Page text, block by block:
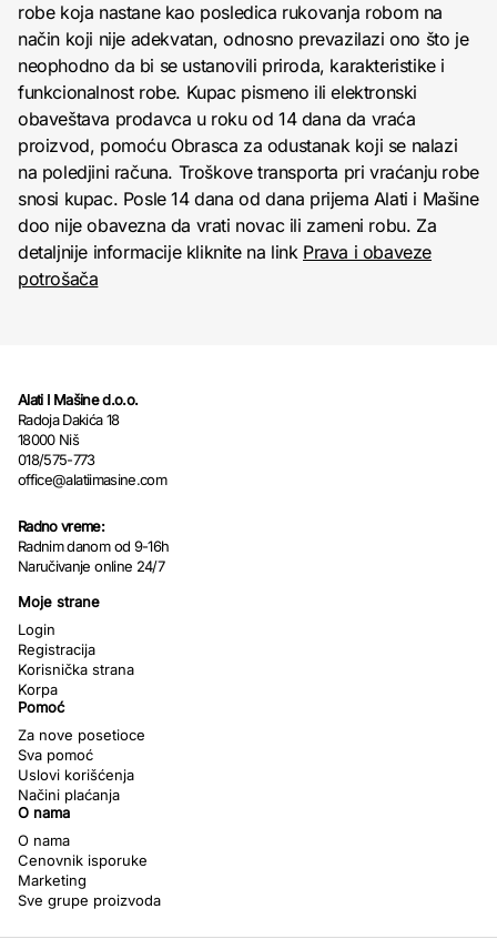
robe koja nastane kao posledica rukovanja robom na
način koji nije adekvatan, odnosno prevazilazi ono što je
neophodno da bi se ustanovili priroda, karakteristike i
funkcionalnost robe. Kupac pismeno ili elektronski
obaveštava prodavca u roku od 14 dana da vraća
proizvod, pomoću Obrasca za odustanak koji se nalazi
na poledjini računa. Troškove transporta pri vraćanju robe
snosi kupac. Posle 14 dana od dana prijema Alati i Mašine
doo nije obavezna da vrati novac ili zameni robu. Za
detaljnije informacije kliknite na link Prava i obaveze
potrošača
Alati I Mašine d.o.o.
Radoja Dakića 18
18000 Niš
018/575-773
office@alatiimasine.com
Radno vreme:
Radnim danom od 9-16h
Naručivanje online 24/7
Moje strane
Login
Registracija
Korisnička strana
Korpa
Pomoć
Za nove posetioce
Sva pomoć
Uslovi korišćenja
Načini plaćanja
O nama
O nama
Cenovnik isporuke
Marketing
Sve grupe proizvoda